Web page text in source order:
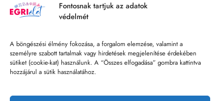
Fontosnak tartjuk az adatok
védelmét
A böngészési élmény fokozása, a forgalom elemzése, valamint a
személyre szabott tartalmak vagy hirdetések megjelenítése érdekében
sütiket (cookie-kat) használunk. A “Összes elfogadása” gombra kattintva
hozzájárul a sütik használatához.